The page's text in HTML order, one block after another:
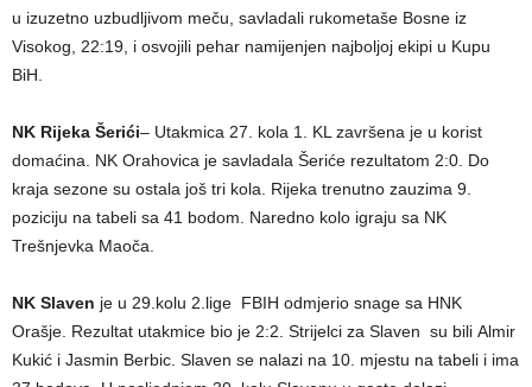
u izuzetno uzbudljivom meču, savladali rukometaše Bosne iz
Visokog, 22:19, i osvojili pehar namijenjen najboljoj ekipi u Kupu
BiH.
NK Rijeka Šerići– Utakmica 27. kola 1. KL završena je u korist
domaćina. NK Orahovica je savladala Šeriće rezultatom 2:0. Do
kraja sezone su ostala još tri kola. Rijeka trenutno zauzima 9.
poziciju na tabeli sa 41 bodom. Naredno kolo igraju sa NK
Trešnjevka Maoča.
NK Slaven je u 29.kolu 2.lige FBIH odmjerio snage sa HNK
Orašje. Rezultat utakmice bio je 2:2. Strijelci za Slaven su bili Almir
Kukić i Jasmin Berbic. Slaven se nalazi na 10. mjestu na tabeli i ima